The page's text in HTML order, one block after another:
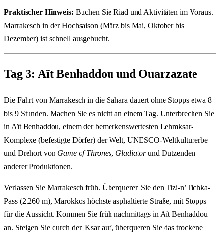
Praktischer Hinweis: Buchen Sie Riad und Aktivitäten im Voraus.
Marrakesch in der Hochsaison (März bis Mai, Oktober bis
Dezember) ist schnell ausgebucht.
Tag 3: Aït Benhaddou und Ouarzazate
Die Fahrt von Marrakesch in die Sahara dauert ohne Stopps etwa 8
bis 9 Stunden. Machen Sie es nicht an einem Tag. Unterbrechen Sie
in Aït Benhaddou, einem der bemerkenswertesten Lehmksar-
Komplexe (befestigte Dörfer) der Welt, UNESCO-Weltkulturerbe
und Drehort von Game of Thrones, Gladiatorund Dutzenden
anderer Produktionen.
Verlassen Sie Marrakesch früh. Überqueren Sie den Tizi-n’Tichka-
Pass (2.260 m), Marokkos höchste asphaltierte Straße, mit Stopps
für die Aussicht. Kommen Sie früh nachmittags in Aït Benhaddou
an. Steigen Sie durch den Ksar auf, überqueren Sie das trockene